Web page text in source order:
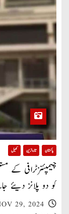
پاکستان تازہ ترین کھیل
چیمپئنزٹرافی کے
کو دو پلانز دیئے
29, 2024